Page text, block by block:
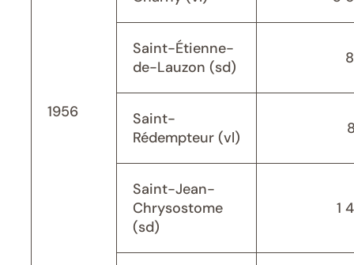
1956
Saint-Étienne-
de-Lauzon (sd)
Saint-
Rédempteur (vl)
Saint-Jean-
Chrysostome
(sd)
1